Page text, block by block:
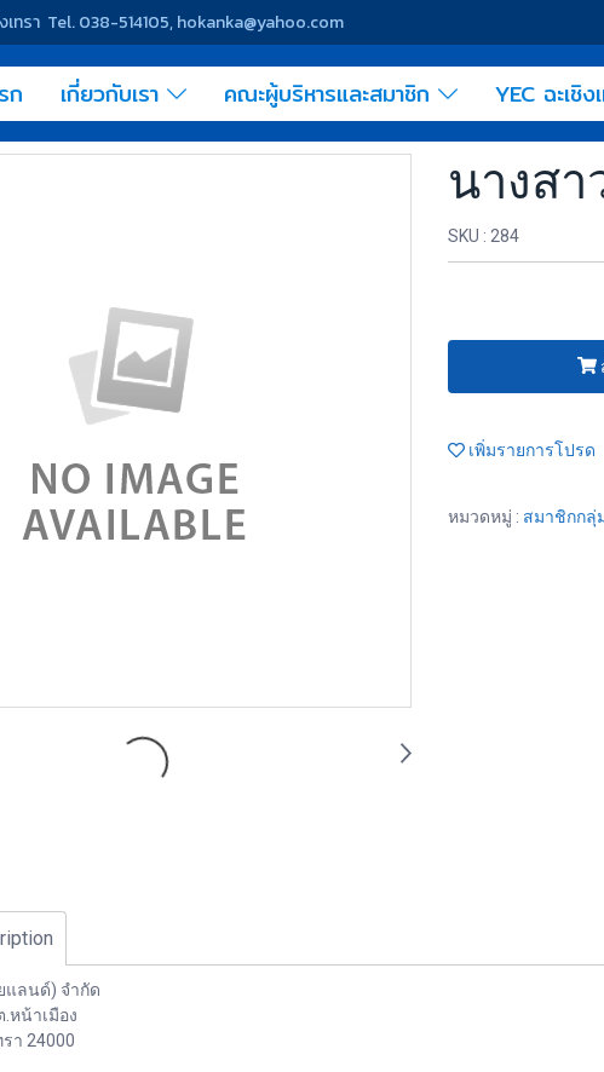
เทรา Tel. 038-514105, hokanka@yahoo.com
ก เกี่ยวกับเรา คณะผู้บริหารและสมาชิก YEC ฉะเชิง
นางสา
SKU : 284
เพิ่มรายการโปรด
หมวดหมู่ : สมาชิกกลุ่
แลนด์) จำกัด
หน้าเมือง
รา 24000